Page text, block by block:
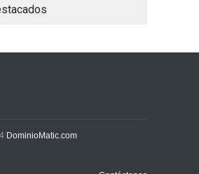
industrial y el golpe puede
Sin Categoría 1 de agosto de 2026
DominioMatic.com